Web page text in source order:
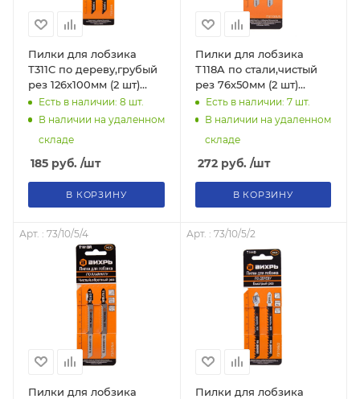
Пилки для лобзика
Т311C по дереву,грубый
рез 126х100мм (2 шт)
73/10/5/6 "ВИХРЬ"
Есть в наличии: 8 шт.
В наличии на удаленном
складе
185 руб. /шт
В КОРЗИНУ
Пилки для лобзика
Т118A по стали,чистый
рез 76х50мм (2 шт)
73/10/5/5 "ВИХРЬ"
Есть в наличии: 7шт.
В наличии на удаленном
складе
272руб. /шт
В КОРЗИНУ
Арт. : 73/10/5/4
Пилки для лобзика
Арт. : 73/10/5/2
Пилки для лобзика